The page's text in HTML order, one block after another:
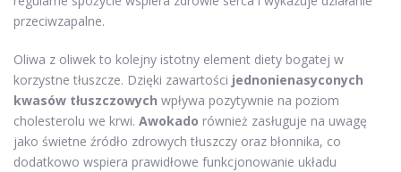
przeciwzapalne.
Oliwa z oliwek to kolejny istotny element diety bogatej w
korzystne tłuszcze. Dzięki zawartości jednonienasyconych
kwasów tłuszczowych wpływa pozytywnie na poziom
cholesterolu we krwi. Awokado również zasługuje na uwagę
jako świetne źródło zdrowych tłuszczy oraz błonnika, co
dodatkowo wspiera prawidłowe funkcjonowanie układu